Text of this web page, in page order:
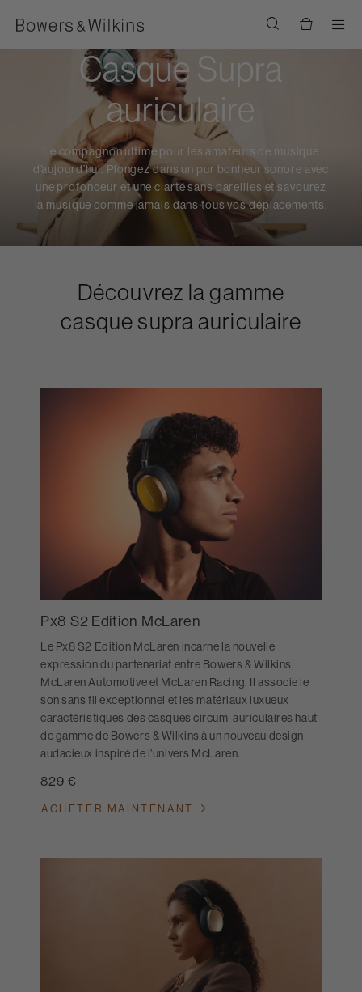
Casque Supra
auriculaire
Le compagnon ultime pour les amateurs de musique
d’aujourd’hui. Plongez dans un pur bonheur sonore avec
une profondeur et une clarté sans pareilles et savourez
la musique comme jamais dans tous vos déplacements.
Découvrez la gamme
casque supra auriculaire
Px8 S2 Edition McLaren
Le Px8 S2 Edition McLaren incarne la nouvelle
expression du partenariat entre Bowers & Wilkins,
McLaren Automotive et McLaren Racing. Il associe le
son sans fil exceptionnel et les matériaux luxueux
caractéristiques des casques circum-auriculaires haut
de gamme de Bowers & Wilkins à un nouveau design
audacieux inspiré de l’univers McLaren.
829 €
ACHETER MAINTENANT